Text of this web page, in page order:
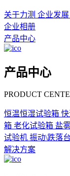
关于力测 企业发展
企业相册
产品中心
产品中心
PRODUCT
恒温恒湿试验箱
箱 老化试验箱 盐
试验机 振动\跌落台
解决方案